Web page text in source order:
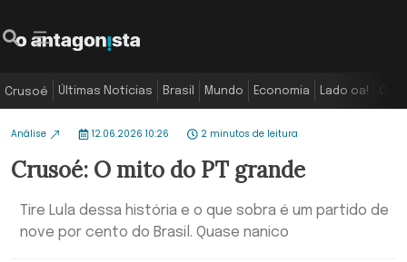
Crusoé Últimas Notícias Brasil Mundo Economia Lado oa!
Análise 12.06.2026 10:26 2 minutos de leitura
Crusoé: O mito do PT grande
Tire Lula dessa história e o que sobra é um partido de
nove por cento do Brasil. Quase nanico